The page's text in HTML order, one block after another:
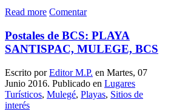
Read more Comentar
Postales de BCS: PLAYA
SANTISPAC, MULEGE, BCS
Escrito porEditor M.P. en Martes, 07
Junio 2016. Publicado en Lugares
Turísticos, Mulegé, Playas, Sitios de
interés